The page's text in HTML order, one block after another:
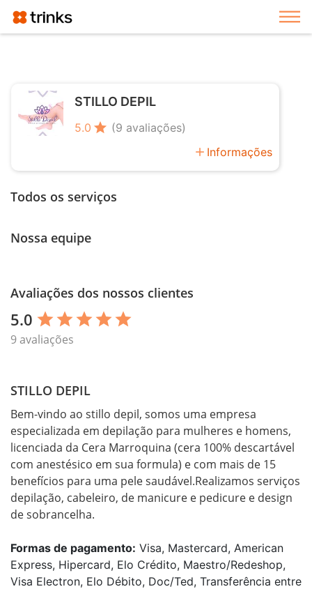
STILLO DEPIL
5.0 star (9 avaliações)
add Informações
Todos os serviços
Nossa equipe
Avaliações dos nossos clientes
5.0 star star star star star
9 avaliações
STILLO DEPIL
Bem-vindo ao stillo depil, somos uma empresa
especializada em depilação para mulheres e homens,
licenciada da Cera Marroquina (cera 100% descartável
com anestésico em sua formula) e com mais de 15
benefícios para uma pele saudável.Realizamos serviços
depilação, cabeleiro, de manicure e pedicure e design
de sobrancelha.
Formas de pagamento: Visa, Mastercard, American
Express, Hipercard, Elo Crédito, Maestro/Redeshop,
Visa Electron, Elo Débito, Doc/Ted, Transferência entre